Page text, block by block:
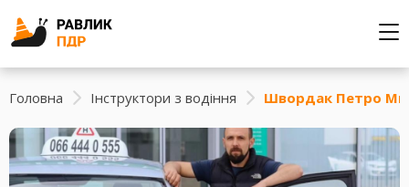
Головна Інструктори з водіння Швордак Петро